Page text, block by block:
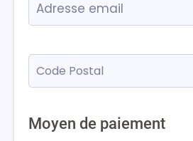
Moyen de paiement